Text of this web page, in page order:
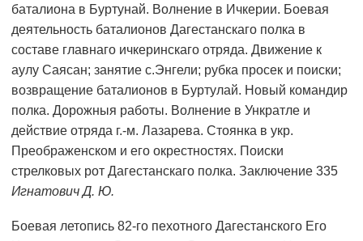
баталиона в Буртунай. Волнение в Ичкерии. Боевая
деятельность баталионов Дагестанскаго полка в
составе главнаго ичкеринскаго отряда. Движение к
аулу Саясан; занятие с.Энгели; рубка просек и поиски;
возвращение баталионов в Буртулай. Новый командир
полка. Дорожныя работы. Волнение в Ункратле и
действие отряда г.-м. Лазарева. Стоянка в укр.
Преображенском и его окрестностях. Поиски
стрелковых рот Дагестанскаго полка. Заключение 335
Игнатович Д. Ю.
Боевая летопись 82-го пехотного Дагестанского Его